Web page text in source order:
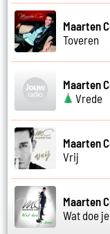
Maarten
Toveren
Maarten
Vrede
Maarten
Vrij
Maarten
Wat doe